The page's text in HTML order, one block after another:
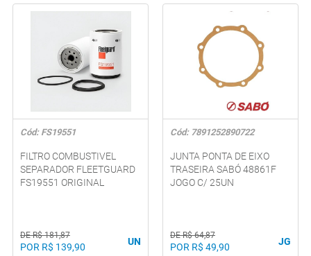
Cód: FS19551
FILTRO COMBUSTIVEL
SEPARADOR FLEETGUARD
FS19551 ORIGINAL
DE R$ 181,87
POR R$ 139,90 UN
Cód: 7891252890722
JUNTA PONTA DE EIXO
TRASEIRA SABÓ 48861F
JOGO C/ 25UN
DE R$ 64,87
POR R$ 49,90 JG